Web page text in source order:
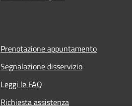
Prenotazione appuntamento
Segnalazione disservizio
Leggi le FAQ
Richiesta assistenza